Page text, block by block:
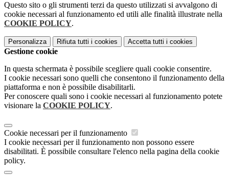
Questo sito o gli strumenti terzi da questo utilizzati si avvalgono di
cookie necessari al funzionamento ed utili alle finalità illustrate nella
COOKIE POLICY.
Personalizza Rifiuta tutti i cookies Accetta tutti i cookies
Gestione cookie
In questa schermata è possibile scegliere quali cookie consentire.
I cookie necessari sono quelli che consentono il funzionamento della
piattaforma e non è possibile disabilitarli.
Per conoscere quali sono i cookie necessari al funzionamento potete
visionare la COOKIE POLICY.
Cookie necessari per il funzionamento
I cookie necessari per il funzionamento non possono essere
disabilitati. È possibile consultare l'elenco nella pagina della cookie
policy.